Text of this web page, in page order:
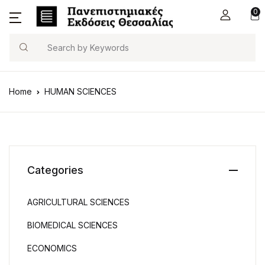
0
Search
Home HUMAN SCIENCES
Categories
AGRICULTURAL SCIENCES
BIOMEDICAL SCIENCES
ECONOMICS